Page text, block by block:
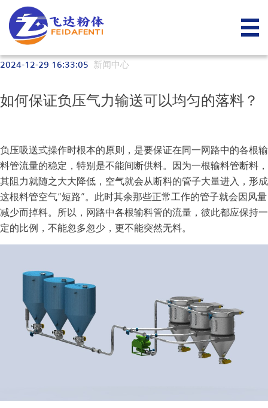
2024-12-29 16:33:05 新闻中心
如何保证负压气力输送可以均匀的落料？
负压吸送式操作时根本的原则，是要保证在同一网路中的各根输
料管流量的稳定，特别是不能间断供料。因为一根输料管断料，
其阻力就随之大大降低，空气就会从断料的管子大量进入，形成
这根料管空气“短路”。此时其余那些正常工作的管子就会因风量
减少而掉料。所以，网路中各根输料管的流量，彼此都应保持一
定的比例，不能忽多忽少，更不能突然无料。
关于我们
公司介绍
荣誉资质
合作伙伴
产品中心
拆包机系列
物料输送系统
混合设备系列
真空上料机
螺旋输送机
行业解决方案
化工行业
食品行业
涂料行业
橡塑行业
新闻中心
客户案例
联系方式